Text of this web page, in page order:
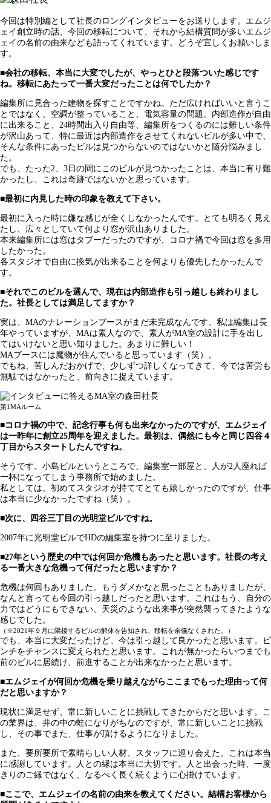
今回は特別編として社長のロングインタビューをお送りします。エムジ
ェイ創立時の話、今回の移転について、それから結構質問が多いエムジ
ェイの名前の由来なども語ってくれています。どうぞ宜しくお願いしま
す。
■会社の移転、本当に大変でしたが、やっとひと段落ついた感じです
ね。移転にあたって一番大変だったことは何でしたか？
編集所に見合った建物を探すことですかね。ただ広ければいいと言うこ
とではなく、空調が整っていること、電気容量の問題、内部造作が自由
に出来ること、24時間出入り自由等、編集所をつくるのには難しい条件
が沢山あって、特に最近は内部造作をさせてくれないビルが多い中で、
そんな条件にあったビルは見つからないのではないかと随分悩みまし
た。
でも、たった2、3日の間にこのビルが見つかったことは、本当に有り難
かったし、これは奇跡ではないかと思っています。
■最初に内見した時の印象を教えて下さい。
最初に入った時に嫌な感じが全くしなかったんです。とても明るく見え
たし、広々としていて何より窓が沢山ありました。
本来編集所には窓はタブーだったのですが、コロナ禍で今回は窓を多用
したかった。
各スタジオで自由に換気が出来ることを何よりも優先したかったんで
す。
■それでこのビルを選んで、現在は内部造作も引っ越しも終わりまし
た。社長としては満足してますか？
実は、MAのナレーションブースがまだ未完成なんです。私は編集は長
年やっていますが、MAは素人なので、素人がMA室の設計に手を出し
てはいけないと思い知りました。あまりに難しい！
MAブースには魔物が住んでいると思っています（笑）。
でもね、苦しんだおかげで、少しずつ詳しくなってきて、今では苦労も
無駄ではなかったと、前向きに捉えています。
第1MAルーム
■コロナ禍の中で、記念行事も何も出来なかったのですが、エムジェイ
は一昨年に創立25周年を迎えました。最初は、偶然にも今と同じ四谷４
丁目からスタートしたんですね。
そうです。小島ビルというところで、編集室一部屋と、人が2人座れば
一杯になってしまう事務所で始めました。
私としては、初めてスタジオが持ててとても嬉しかったのですが、仕事
は本当に少なかったですね（笑）。
■次に、四谷三丁目の光明堂ビルですね。
2007年に光明堂ビルでHDの編集室を持つに至りました。
■27年という歴史の中では何回か危機もあったと思います。社長の考え
る一番大きな危機って何だったと思いますか？
危機は何回もありました。もうダメかなと思ったこともありましたが、
なんと言っても今回の引っ越しだったと思います。これはもう、自分の
力ではどうにもできない、天災のような出来事が突然襲ってきたような
感じでした。
（※2021年９月に隣接するビルの解体を告知され、移転を余儀なくされた。）
でも、本当に大変だったけど、今は引っ越して良かったと思います。ピ
ンチをチャンスに変えられたと思います。これが無かったらいつまでも
前のビルに居続け、前進することが出来なかったと思います。
■エムジェイが何回か危機を乗り越えながらここまでもった理由って何
だと思いますか？
現状に満足せず、常に新しいことに挑戦してきたからだと思います。こ
の業界は、井の中の蛙になりがちなのですが、常に新しいことに挑戦
し、その事でまた、仕事が頂けるようになりました。
また、要所要所で素晴らしい人材、スタッフに巡り会えた。これは本当
に感謝しています。人との縁は本当に大切です。人と出会った時、一度
きりのご縁ではなく、なるべく長く続くように心掛けています。
■ここで、エムジェイの名前の由来を教えてください。結構お客様から